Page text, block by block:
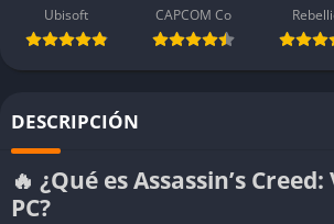
Ubisoft
CAPCOM Co
DESCRIPCIÓN
🔥 ¿Qué es Assassin’s
PC?